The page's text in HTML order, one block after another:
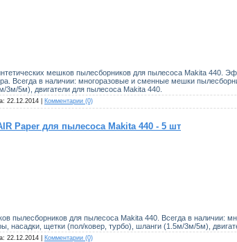
мешков пылесборников для пылесоса Makita 440.
Всегда в наличии: многоразовые и сменные мешки
3м/5м), двигатели для пылесоса Makita 440.
22.12.2014 Комментарии (0)
Paper для пылесоса Makita 440 - 5 шт
пылесборников для пылесоса Makita 440. Всегда в наличии:
насадки, щетки (пол/ковер, турбо), шланги (1.5м/3м/5м),
22.12.2014 Комментарии (0)